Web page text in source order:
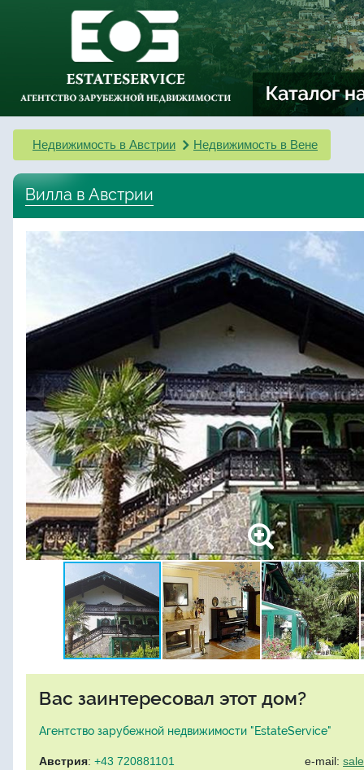
Недвижимость в Австрии Недвижимость в Вене
Вилла в Австрии
Вас заинтересовал этот дом?
Агентство зарубежной недвижимости "EstateService"
Австрия: +43 720881101 e-mail: